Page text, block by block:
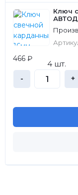
Ключ
466 ₽
4 шт.
- +